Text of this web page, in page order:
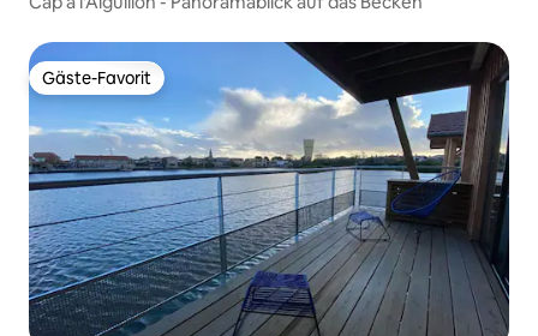
Gäste-Favorit
Gäste-Favorit